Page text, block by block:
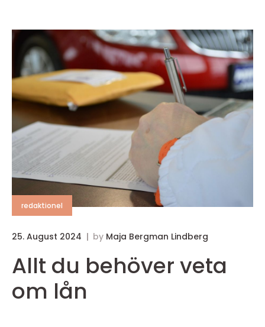
redaktionel
25. August 2024 by Maja Bergman Lindberg
Allt du behöver veta
om lån